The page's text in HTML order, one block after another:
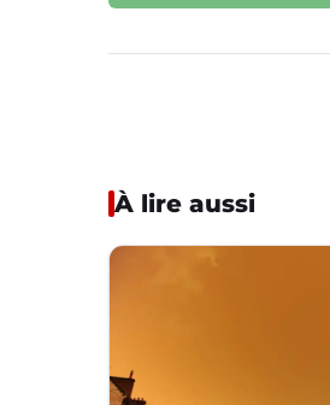
À lire aussi